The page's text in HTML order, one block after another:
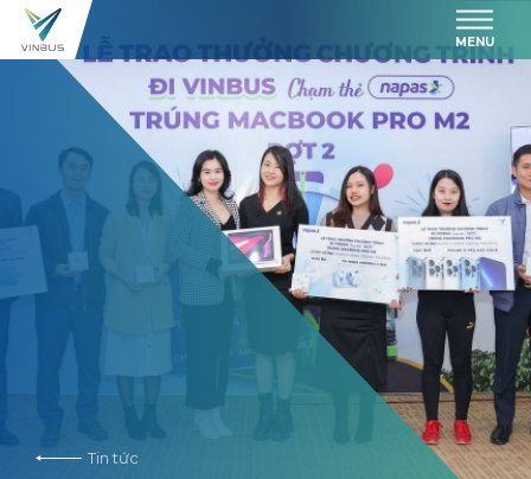
MENU
Tin tức